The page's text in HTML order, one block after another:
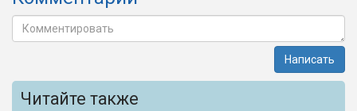
Написать
Читайте также